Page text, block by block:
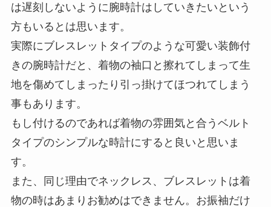
は遅刻しないように腕時計はしていきたいという
方もいるとは思います。
実際にブレスレットタイプのような可愛い装飾付
きの腕時計だと、着物の袖口と擦れてしまって生
地を傷めてしまったり引っ掛けてほつれてしまう
事もあります。
もし付けるのであれば着物の雰囲気と合うベルト
タイプのシンプルな時計にすると良いと思いま
す。
また、同じ理由でネックレス、ブレスレットは着
物の時はあまりお勧めはできません。お振袖だけ